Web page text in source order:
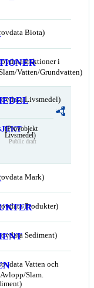
Biota)
fraktioner i
Vatten/Grundvatten)
Livsmedel)
(Provobjekt
Livsmedel)
Public draft
Mark)
Produkter)
Sediment)
Vatten och
Slam.